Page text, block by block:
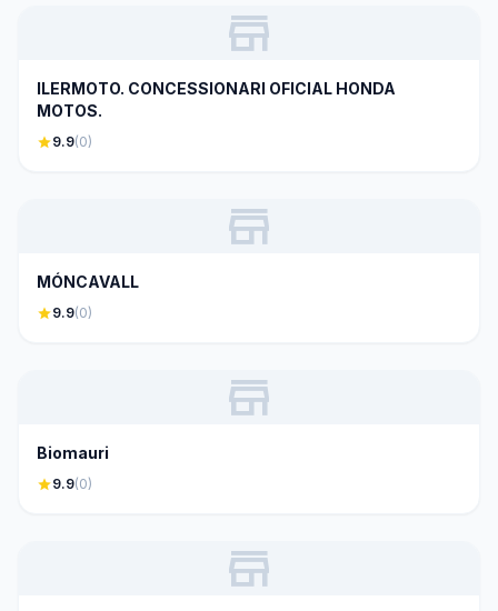
store
ILERMOTO. CONCESSIONARI OFICIAL HONDA
MOTOS.
star9.9(0)
store
MÓNCAVALL
star9.9(0)
store
Biomauri
star9.9(0)
store